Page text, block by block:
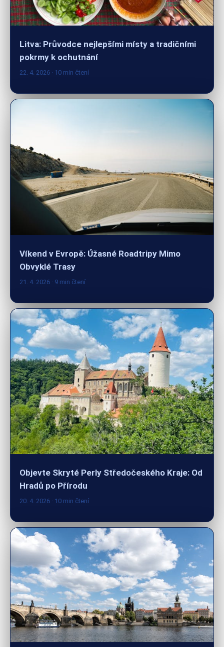
Litva: Průvodce nejlepšími místy a tradičními
22. 4. 2026 · 10 min čtení
Víkend v Evropě: Úžasné Roadtripy Mimo
21. 4. 2026· 9 min čtení
Objevte Skryté Perly Středočeského Kraje: Od
20. 4. 2026 · 10 min čtení
Tipy pro Rodinné Výlety v Okolí Prahy: Zábava